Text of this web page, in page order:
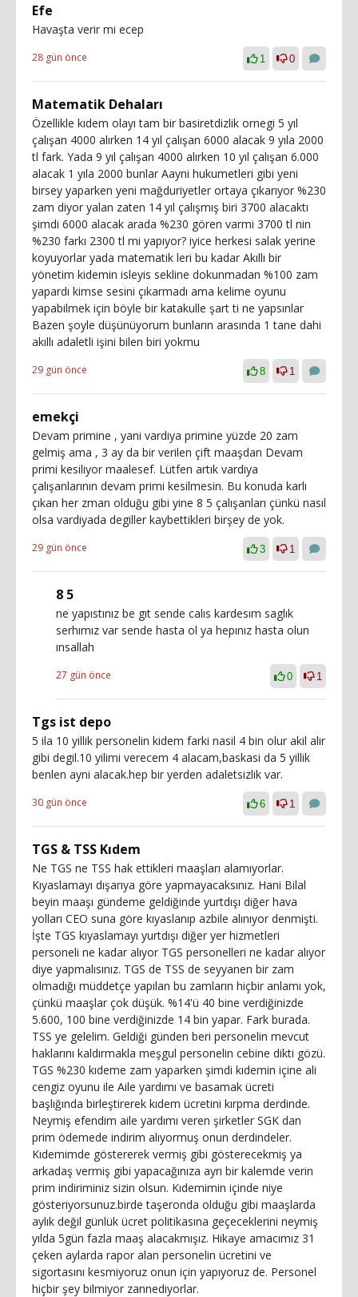
Efe
Havaşta verir mi ecep
28 gün önce 1 0
Matematik Dehaları
Özellikle kıdem olayı tam bir basiretdizlik ornegi 5 yıl
çalışan 4000 alırken 14 yıl çalışan 6000 alacak 9 yıla 2000
tl fark. Yada 9 yıl çalışan 4000 alırken 10 yıl çalışan 6.000
alacak 1 yıla 2000 bunlar Aayni hukumetleri gibi yeni
birsey yaparken yeni mağduriyetler ortaya çıkarıyor %230
zam diyor yalan zaten 14 yıl çalışmış biri 3700 alacaktı
şimdi 6000 alacak arada %230 gören varmi 3700 tl nin
%230 farkı 2300 tl mi yapıyor? iyice herkesi salak yerine
koyuyorlar yada matematik leri bu kadar Akıllı bir
yönetim kidemin isleyis sekline dokunmadan %100 zam
yapardı kimse sesini çıkarmadı ama kelime oyunu
yapabilmek için böyle bir katakulle şart ti ne yapsınlar
Bazen şoyle düşünüyorum bunların arasında 1 tane dahi
akıllı adaletli işini bilen biri yokmu
29 gün önce 8 1
emekçi
Devam primine , yani vardiya primine yüzde 20 zam
gelmiş ama , 3 ay da bir verilen çift maaşdan Devam
primi kesiliyor maalesef. Lütfen artık vardiya
çalışanlarının devam primi kesilmesin. Bu konuda karlı
çıkan her zman olduğu gibi yine 8 5 çalışanları çünkü nasıl
olsa vardiyada degiller kaybettikleri birşey de yok.
29 gün önce 3 1
8 5
ne yapıstınız be gıt sende calıs kardesım saglık
serhımız var sende hasta ol ya hepınız hasta olun
ınsallah
27 gün önce 0 1
Tgs ist depo
5 ila 10 yillik personelin kidem farki nasil 4 bin olur akil alir
gibi degil.10 yilimi verecem 4 alacam,baskasi da 5 yillik
benlen ayni alacak.hep bir yerden adaletsizlik var.
30 gün önce 6 1
TGS & TSS Kıdem
Ne TGS ne TSS hak ettikleri maaşları alamıyorlar.
Kıyaslamayı dışarıya göre yapmayacaksınız. Hani Bilal
beyin maaşı gündeme geldiğinde yurtdışı diğer hava
yolları CEO suna göre kıyaslanıp azbile alınıyor denmişti.
İşte TGS kıyaslamayı yurtdışı diğer yer hizmetleri
personeli ne kadar alıyor TGS personelleri ne kadar alıyor
diye yapmalısınız. TGS de TSS de seyyanen bir zam
olmadığı müddetçe yapılan bu zamların hiçbir anlamı yok,
çünkü maaşlar çok düşük. %14'ü 40 bine verdiğinizde
5.600, 100 bine verdiğinizde 14 bin yapar. Fark burada.
TSS ye gelelim. Geldiği günden beri personelin mevcut
haklarını kaldırmakla meşgul personelin cebine dikti gözü.
TGS %230 kıdeme zam yaparken şimdi kıdemin içine ali
cengiz oyunu ile Aile yardımı ve basamak ücreti
başlığında birleştirerek kıdem ücretini kırpma derdinde.
Neymiş efendim aile yardımı veren şirketler SGK dan
prim ödemede indirim alıyormuş onun derdindeler.
Kıdemimde göstererek vermiş gibi gösterecekmiş ya
arkadaş vermiş gibi yapacağınıza ayrı bir kalemde verin
prim indiriminiz sizin olsun. Kıdemimin içinde niye
gösteriyorsunuz.birde taşeronda olduğu gibi maaşlarda
aylık değil günlük ücret politikasına geçeceklerini neymiş
yılda 5gün fazla maaş alacakmışız. Hikaye amacımız 31
çeken aylarda rapor alan personelin ücretini ve
sigortasını kesmiyoruz onun için yapıyoruz de. Personel
hiçbir şey bilmiyor zannediyorlar.